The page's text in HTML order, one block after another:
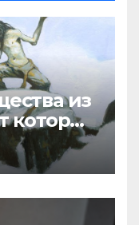
из
которых